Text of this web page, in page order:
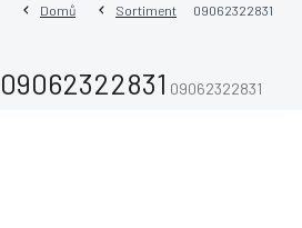
Domů Sortiment 09062322831
09062322831 09062322831